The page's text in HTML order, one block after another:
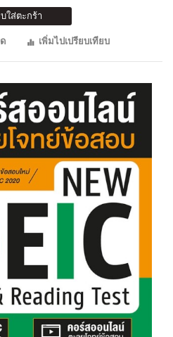
ใส่ตะกร้า
เพิ่มไปเปรียบเทียบ